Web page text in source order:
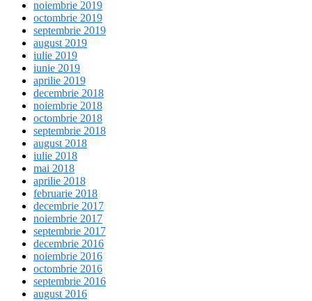
noiembrie 2019
octombrie 2019
septembrie 2019
august 2019
iulie 2019
iunie 2019
aprilie 2019
decembrie 2018
noiembrie 2018
octombrie 2018
septembrie 2018
august 2018
iulie 2018
mai 2018
aprilie 2018
februarie 2018
decembrie 2017
noiembrie 2017
septembrie 2017
decembrie 2016
noiembrie 2016
octombrie 2016
septembrie 2016
august 2016